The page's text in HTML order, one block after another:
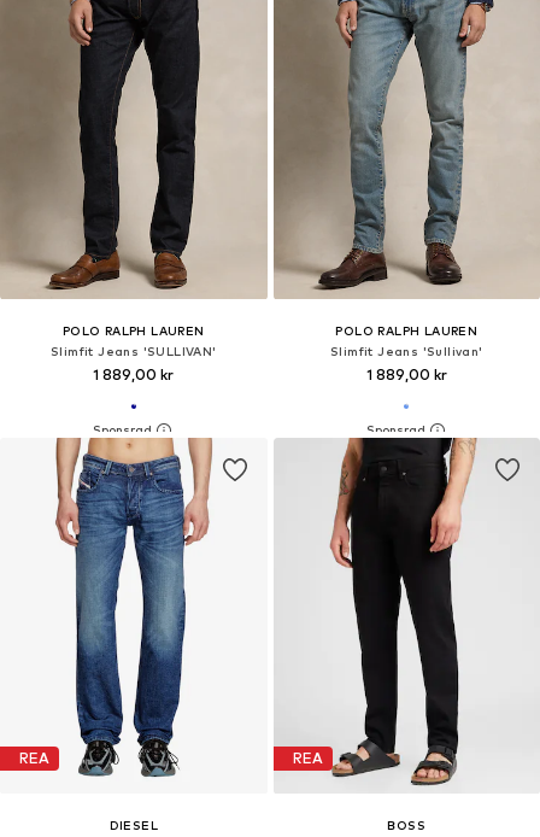
POLO RALPH LAUREN
Slimfit Jeans 'SULLIVAN'
1 889,00 kr
POLO RALPH LAUREN
Slimfit Jeans 'Sullivan'
1 889,00 kr
REA
DIESEL
REA
BOSS